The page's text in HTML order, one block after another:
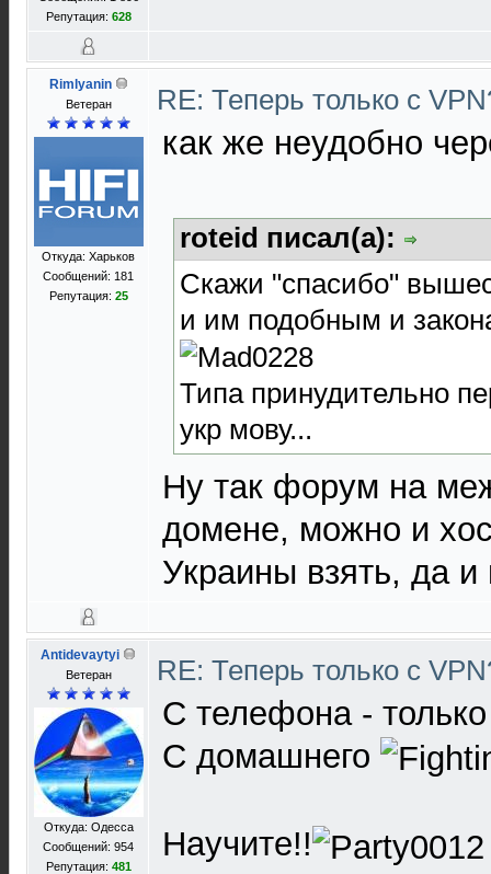
Репутация: 628
Rimlyanin
Ветеран
Откуда: Харьков
Сообщений: 181
Репутация: 25
RE: Теперь только с
как же неудобно
roteid писал(а):
Скажи "спасибо"
и им подобным и
Типа принудительно
укр мову...
Ну так форум на
домене, можно и
Украины взять, да и
Antidevaytyi
Ветеран
Откуда: Одесса
Сообщений: 954
Репутация: 481
RE: Теперь только с
С телефона -
С домашнего
Научите!!